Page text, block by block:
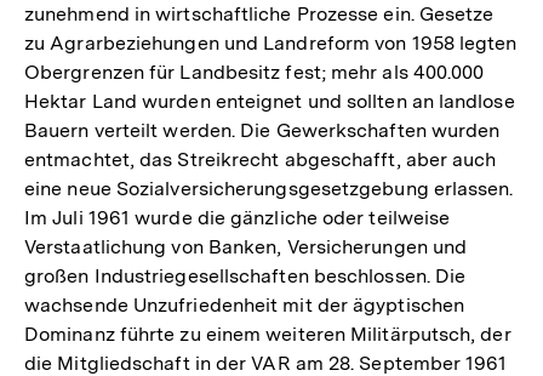
zunehmend in wirtschaftliche Prozesse ein. Gesetze
zu Agrarbeziehungen und Landreform von 1958 legten
Obergrenzen für Landbesitz fest; mehr als 400.000
Hektar Land wurden enteignet und sollten an landlose
Bauern verteilt werden. Die Gewerkschaften wurden
entmachtet, das Streikrecht abgeschafft, aber auch
eine neue Sozialversicherungsgesetzgebung erlassen.
Im Juli 1961 wurde die gänzliche oder teilweise
Verstaatlichung von Banken, Versicherungen und
großen Industriegesellschaften beschlossen. Die
wachsende Unzufriedenheit mit der ägyptischen
Dominanz führte zu einem weiteren Militärputsch, der
die Mitgliedschaft in der VAR am 28. September 1961